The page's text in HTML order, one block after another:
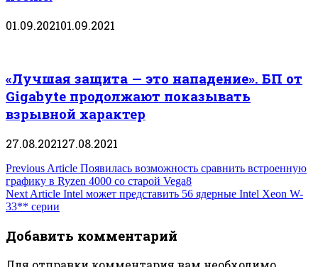
01.09.202101.09.2021
«Лучшая защита — это нападение». БП от
Gigabyte продолжают показывать
взрывной характер
27.08.202127.08.2021
Навигация
по
записям
Previous Article Появилась возможность сравнить встроенную
графику в Ryzen 4000 со старой Vega8
Next Article Intel может представить 56 ядерные Intel Xeon W-
33** серии
Добавить комментарий